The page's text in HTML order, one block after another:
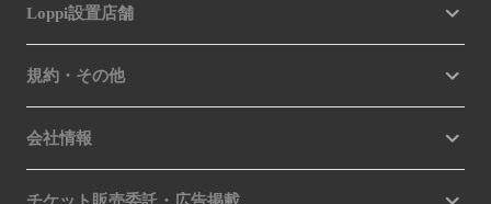
Loppi設置店舗
規約・その他
会社情報